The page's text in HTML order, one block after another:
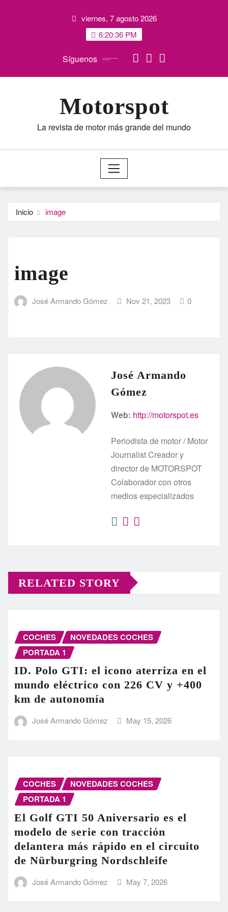
viernes, 7 agosto 2026
6:20:37 PM
Síguenos
Motorspot
La revista de motor más grande del mundo
Inicio image
image
José Armando Gómez Nov 21, 2023 0
José Armando
Gómez
Web: http://motorspot.es
Periodista de motor / Motor
Journalist Creador y
director de MOTORSPOT
Colaborador con otros
medios especializados
RELATED STORY
COCHES
NOVEDADES COCHES
PORTADA 1
ID. Polo GTI: el icono aterriza en el
mundo eléctrico con 226 CV y +400
km de autonomía
José Armando Gómez May 15, 2026
COCHES
NOVEDADES COCHES
PORTADA 1
El Golf GTI 50 Aniversario es el
modelo de serie con tracción
delantera más rápido en el circuito
de Nürburgring Nordschleife
José Armando Gómez May 7, 2026